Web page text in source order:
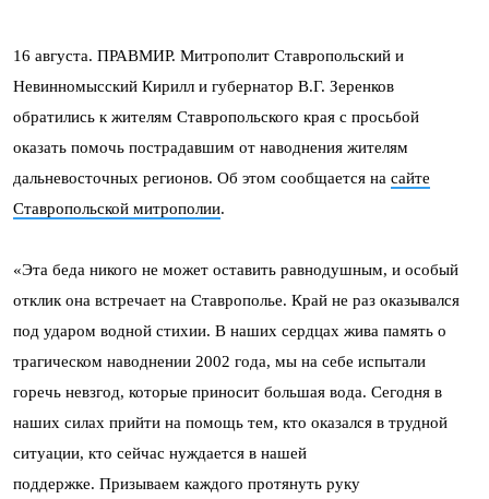
16 августа. ПРАВМИР. Митрополит Ставропольский и
Невинномысский Кирилл и губернатор В.Г. Зеренков
обратились к жителям Ставропольского края с просьбой
оказать помочь пострадавшим от наводнения жителям
дальневосточных регионов. Об этом сообщается на сайте
Ставропольской митрополии.
«Эта беда никого не может оставить равнодушным, и особый
отклик она встречает на Ставрополье. Край не раз оказывался
под ударом водной стихии. В наших сердцах жива память о
трагическом наводнении 2002 года, мы на себе испытали
горечь невзгод, которые приносит большая вода. Сегодня в
наших силах прийти на помощь тем, кто оказался в трудной
ситуации, кто сейчас нуждается в нашей
поддержке. Призываем каждого протянуть руку